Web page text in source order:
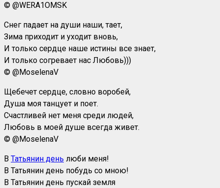
© @WERA1OMSK
Снег падает на души наши, тает,
Зима приходит и уходит вновь,
И только сердце наше истины все знает,
И только согревает нас Любовь)))
© @MoselenaV
Щебечет сердце, словно воробей,
Душа моя танцует и поет.
Счастливей нет меня среди людей,
Любовь в моей душе всегда живет.
© @MoselenaV
В Татьянин день люби меня!
В Татьянин день побудь со мною!
В Татьянин день пускай земля